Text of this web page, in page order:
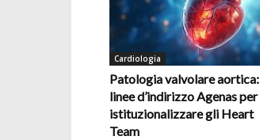
Cardiologia
Patologia valvolare aortica:
linee d’indirizzo Agenas per
istituzionalizzare gli Heart
Team